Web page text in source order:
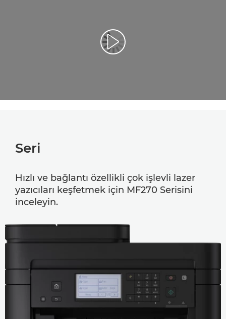
Video Oynatma
Seri
Hızlı ve bağlantı özellikli çok işlevli lazer
yazıcıları keşfetmek için MF270 Serisini
inceleyin.